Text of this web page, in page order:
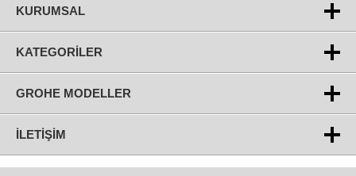
KURUMSAL
KATEGORILER
GROHE MODELLER
İLETIŞIM